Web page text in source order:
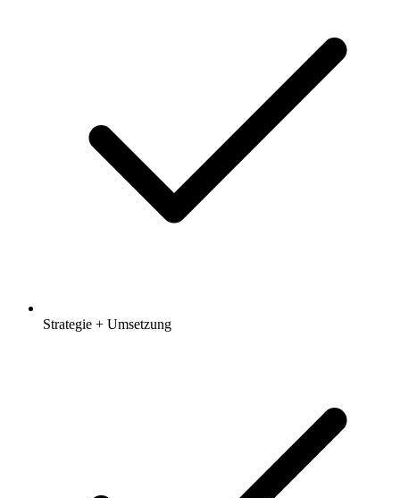
Strategie + Umsetzung